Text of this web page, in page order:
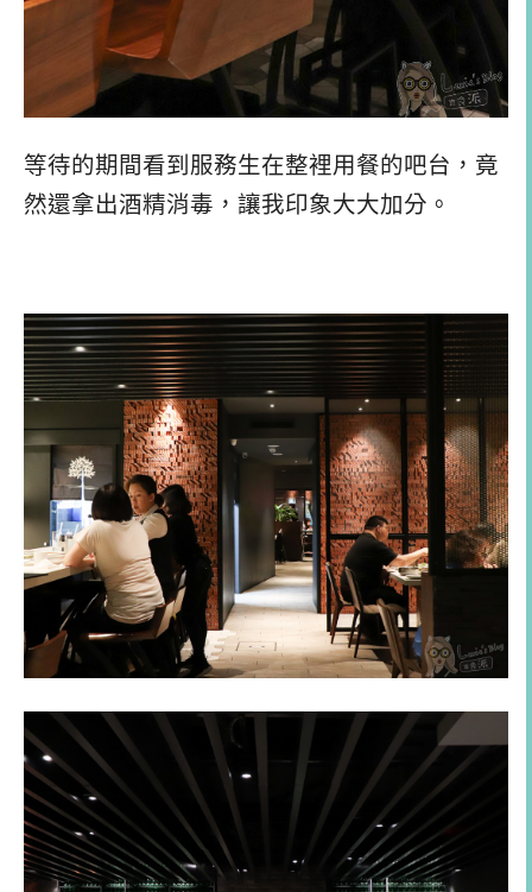
等待的期間看到服務生在整裡用餐的吧台，竟
然還拿出酒精消毒，讓我印象大大加分。